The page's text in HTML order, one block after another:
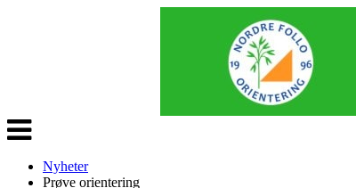
Veksle
navigasjon
Nyheter
Prøve orientering